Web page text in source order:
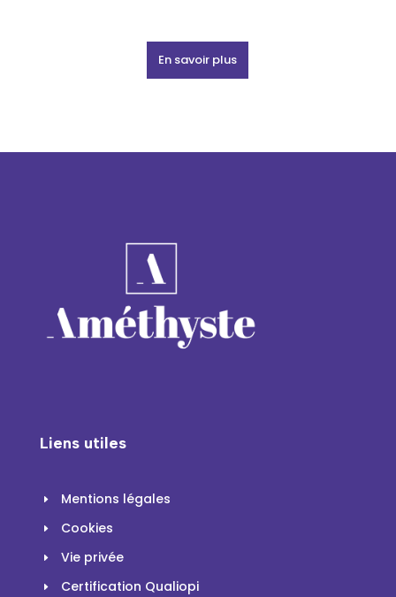
En savoir plus
Liens utiles
E Mentions légales
E Cookies
E Vie privée
E Certification Qualiopi